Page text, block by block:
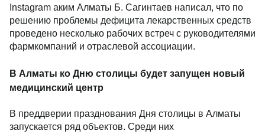
Instagram аким Алматы Б. Сагинтаев написал, что по
решению проблемы дефицита лекарственных средств
проведено несколько рабочих встреч с руководителями
фармкомпаний и отраслевой ассоциации.
В Алматы ко Дню столицы будет запущен новый
медицинский центр
В преддверии празднования Дня столицы в Алматы
запускается ряд объектов. Среди них